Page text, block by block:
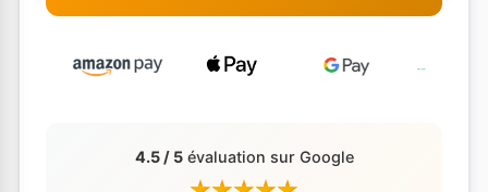
4.5 / 5évaluation sur Google